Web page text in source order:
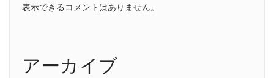
表示できるコメントはありません。
アーカイブ